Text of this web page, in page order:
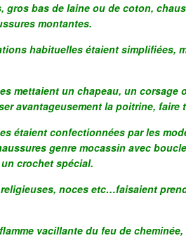
gros bas de laine ou de coton,
montantes.
habituelles étaient simplifiées,
mettaient un chapeau, un corsage
avantageusement la poitrine, faire
étaient confectionnées par les
genre mocassin avec
crochet spécial.
noces etc…faisaient
vacillante du feu de